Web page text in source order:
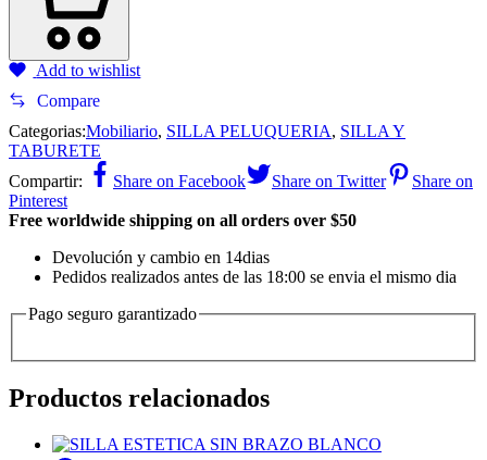
Add to wishlist
Compare
Categorias:Mobiliario, SILLA PELUQUERIA, SILLA Y
TABURETE
Compartir:
Share on Facebook Share on Twitter
Share on
Pinterest
Free worldwide shipping on all orders over $50
Devolución y cambio en 14dias
Pedidos realizados antes de las 18:00 se envia el mismo dia
Pago seguro garantizado
Productos relacionados